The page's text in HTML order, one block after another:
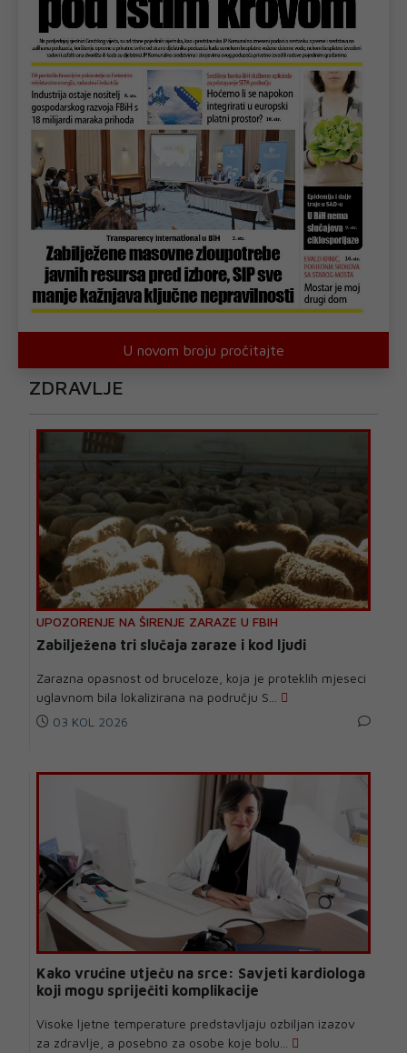
U novom broju pročitajte
ZDRAVLJE
UPOZORENJE NA ŠIRENJE ZARAZE U FBIH
Zabilježena tri slučaja zaraze i kod ljudi
Zarazna opasnost od bruceloze, koja je proteklih mjeseci
uglavnom bila lokalizirana na području S...
03 KOL 2026
Kako vrućine utječu na srce: Savjeti kardiologa
koji mogu spriječiti komplikacije
Visoke ljetne temperature predstavljaju ozbiljan izazov
za zdravlje, a posebno za osobe koje bolu...